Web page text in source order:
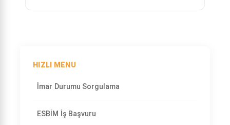
HIZLI MENU
İmar Durumu Sorgulama
ESBİM İş Başvuru